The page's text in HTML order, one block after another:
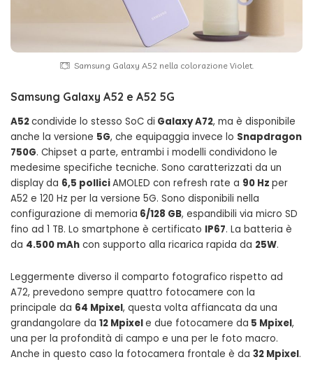
Samsung Galaxy A52 nella colorazione Violet.
Samsung Galaxy A52 e A52 5G
A52condivide lo stesso SoC di Galaxy A72, ma è disponibile
anche la versione 5G, che equipaggia invece lo Snapdragon
750G. Chipset a parte, entrambi i modelli condividono le
medesime specifiche tecniche. Sono caratterizzati da un
display da 6,5 polliciAMOLED con refresh rate a 90 Hz per
A52 e 120 Hz per la versione 5G. Sono disponibili nella
configurazione di memoria 6/128 GB, espandibili via micro SD
fino ad 1 TB. Lo smartphone è certificato IP67. La batteria è
da 4.500 mAh con supporto alla ricarica rapida da 25W.
Leggermente diverso il comparto fotografico rispetto ad
A72, prevedono sempre quattro fotocamere con la
principale da 64 Mpixel, questa volta affiancata da una
grandangolare da 12 Mpixele due fotocamere da 5 Mpixel,
una per la profondità di campo e una per le foto macro.
Anche in questo caso la fotocamera frontale è da 32 Mpixel.